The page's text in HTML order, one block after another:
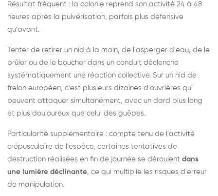
Résultat fréquent : la colonie reprend son activité 24 à 48
heures après la pulvérisation, parfois plus défensive
qu'avant.
Tenter de retirer un nid à la main, de l'asperger d'eau, de le
brûler ou de le boucher dans un conduit déclenche
systématiquement une réaction collective. Sur un nid de
frelon européen, c'est plusieurs dizaines d'ouvrières qui
peuvent attaquer simultanément, avec un dard plus long
et plus douloureux que celui des guêpes.
Particularité supplémentaire : compte tenu de l'activité
crépusculaire de l'espèce, certaines tentatives de
destruction réalisées en fin de journée se déroulent dans
une lumière déclinante, ce qui multiplie les risques d'erreur
de manipulation.